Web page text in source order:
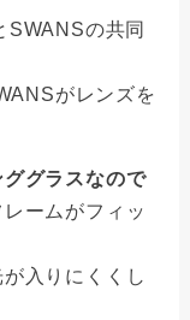
の共同
がレンズを
グラスなので
ームがフィッ
入りにくくし